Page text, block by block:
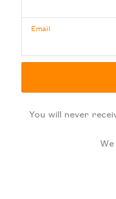
Email
You will never